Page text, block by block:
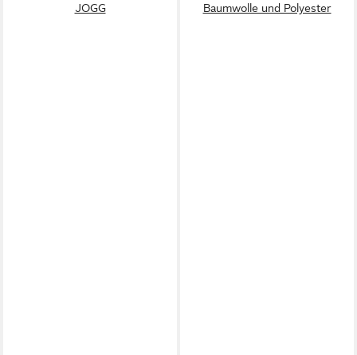
JOGG
Baumwolle und Polyester